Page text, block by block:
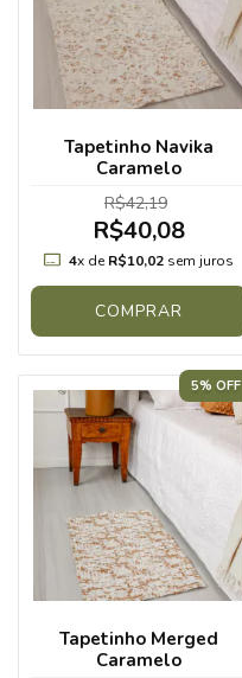
Tapetinho Navika
Caramelo
R$42,19
R$40,08
4x de R$10,02sem juros
COMPRAR
5% OFF
Tapetinho Merged
Caramelo